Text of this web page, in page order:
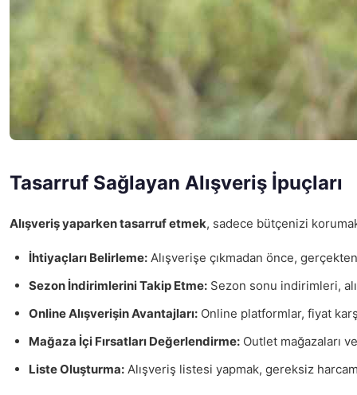
Tasarruf Sağlayan Alışveriş İpuçları
Alışveriş yaparken tasarruf etmek, sadece bütçenizi
İhtiyaçları Belirleme: Alışverişe çıkmadan önce,
Sezon İndirimlerini Takip Etme: Sezon sonu indirimleri,
Online Alışverişin Avantajları: Online platformlar, fiyat
Mağaza İçi Fırsatları Değerlendirme: Outlet mağazaları
Liste Oluşturma: Alışveriş listesi yapmak, gereksiz